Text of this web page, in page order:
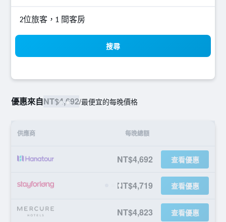
2位旅客，1 間客房
搜尋
優惠來自NT$4,692/最便宜的每晚價格
供應商 每晚總額
NT$4,692 查看優惠
NT$4,719 查看優惠
NT$4,823 查看優惠